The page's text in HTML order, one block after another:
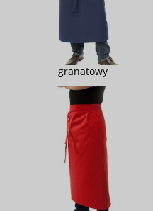
granatowy